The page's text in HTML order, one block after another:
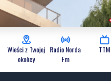
Wieści z Twojej
okolicy
Radio Norda
Fm
TTM